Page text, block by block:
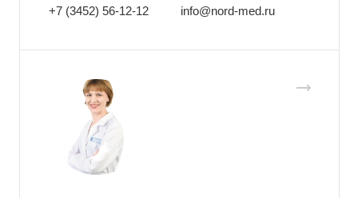
+7 (3452) 56-12-12 info@nord-med.ru